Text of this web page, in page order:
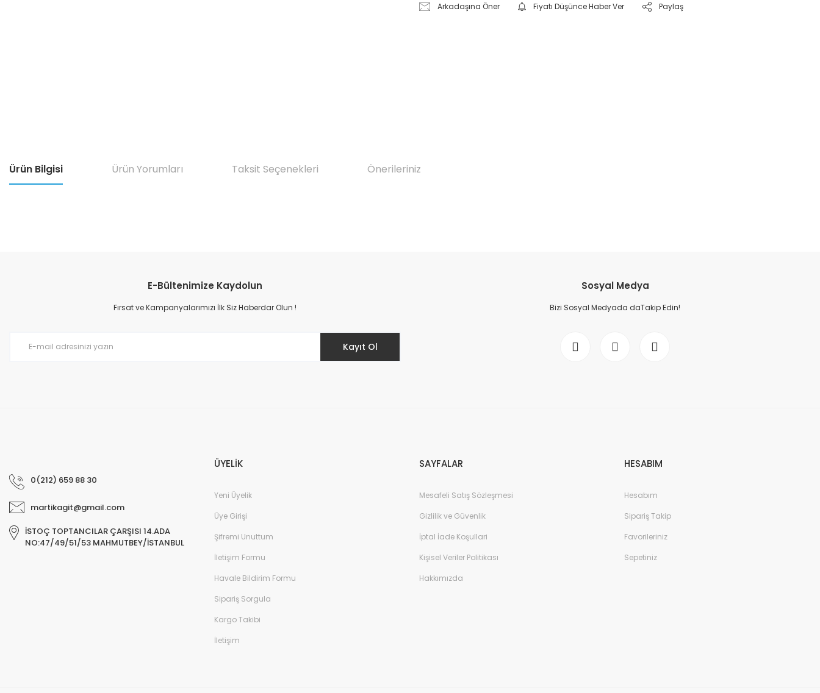
Arkadaşına Öner Fiyatı Düşünce Haber Ver Paylaş
Ürün Bilgisi Ürün Yorumları Taksit Seçenekleri Önerileriniz
Ürün resmi kalitesiz, bozuk veya görüntülenemiyor.
Ürün açıklamasında eksik bilgiler bulunuyor.
E-Bültenimize Kaydolun
Fırsat ve Kampanyalarımızı İlk Siz Haberdar Olun !
Kayıt Ol
Sosyal Medya
Bizi Sosyal Medyada daTakip Edin!
0(212) 659 88 30
martikagit@gmail.com
İSTOÇ TOPTANCILAR ÇARŞISI 14.ADA
NO:47/49/51/53 MAHMUTBEY/İSTANBUL
ÜYELİK
Yeni Üyelik
Üye Girişi
Şifremi Unuttum
İletişim Formu
Havale Bildirim Formu
Sipariş Sorgula
Kargo Takibi
İletişim
SAYFALAR
Mesafeli Satış Sözleşmesi
Gizlilik ve Güvenlik
İptal İade Koşullari
Kişisel Veriler Politikası
Hakkımızda
HESABIM
Hesabım
Sipariş Takip
Favorileriniz
Sepetiniz